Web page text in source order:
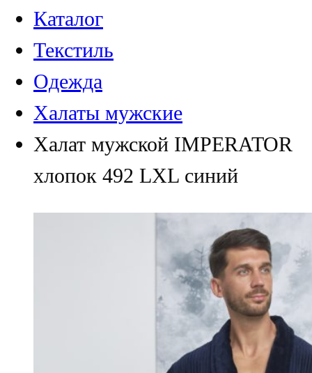
Каталог
Текстиль
Одежда
Халаты мужские
Халат мужской IMPERATOR
хлопок 492 LXL синий